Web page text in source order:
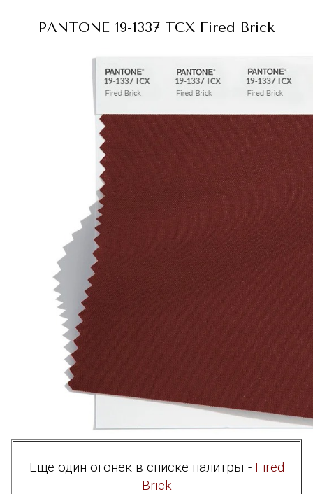
PANTONE 19-1337 TCX Fired Brick
Еще один огонек в списке палитры - Fired
Brick